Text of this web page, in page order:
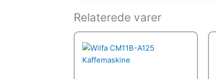
Relaterede varer
oprindelige
pris